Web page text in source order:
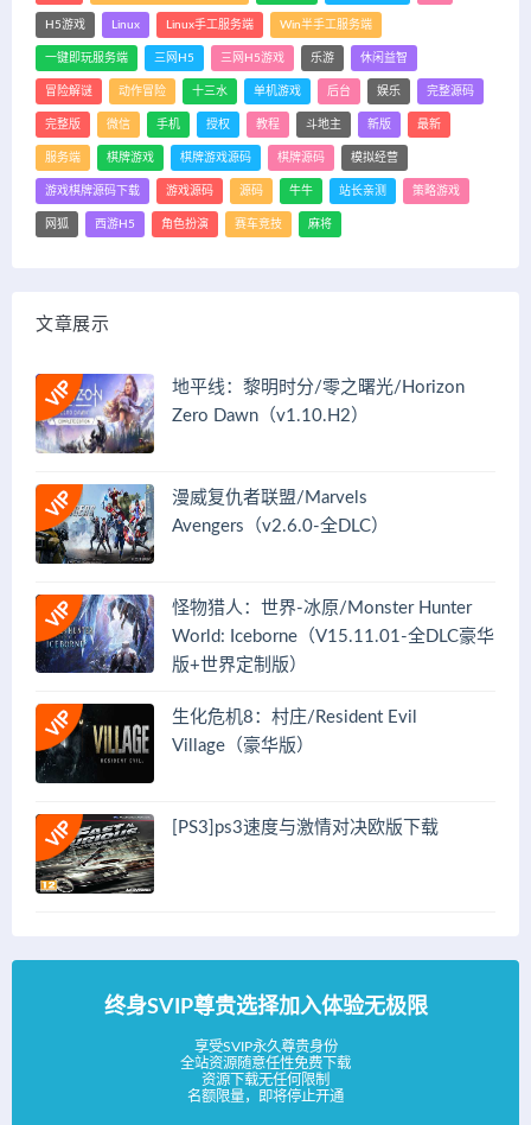
H5游戏 Linux Linux手工服务端 Win半手工服务端
一键即玩服务端 三网H5 三网H5游戏 乐游 休闲益智
冒险解谜 动作冒险 十三水 单机游戏 后台 娱乐 完整源码
完整版 微信 手机 授权 教程 斗地主 新版 最新
服务端 棋牌游戏 棋牌游戏源码 棋牌源码 模拟经营
游戏棋牌源码下载 游戏源码 源码 牛牛 站长亲测 策略游戏
网狐 西游H5 角色扮演 赛车竞技 麻将
文章展示
地平线：黎明时分/零之曙光/Horizon
Zero Dawn（v1.10.H2）
漫威复仇者联盟/Marvels
Avengers（v2.6.0-全DLC）
怪物猎人：世界-冰原/Monster Hunter
World: Iceborne（V15.11.01-全DLC豪华
版+世界定制版）
生化危机8：村庄/Resident Evil
Village（豪华版）
[PS3]ps3速度与激情对决欧版下载
终身SVIP尊贵选择加入体验无极限
享受SVIP永久尊贵身份
全站资源随意任性免费下载
资源下载无任何限制
名额限量，即将停止开通